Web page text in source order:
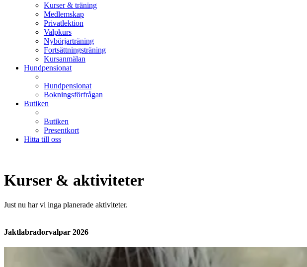
Kurser & träning
Medlemskap
Privatlektion
Valpkurs
Nybörjarträning
Fortsättningsträning
Kursanmälan
Hundpensionat
Hundpensionat
Bokningsförfrågan
Butiken
Butiken
Presentkort
Hitta till oss
Kurser & aktiviteter
Just nu har vi inga planerade aktiviteter.
Jaktlabradorvalpar 2026